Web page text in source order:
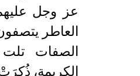
عز وجل عليهم
العاطر
الصفات تلت
الكريمة،